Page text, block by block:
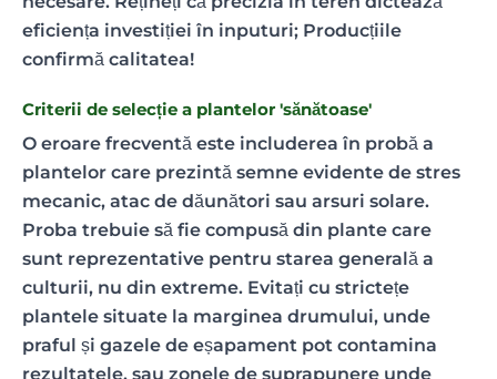
eficiența investiției în inputuri; Producțiile
confirmă calitatea!
Criterii de selecție a plantelor 'sănătoase'
O eroare frecventă este includerea în probă a
plantelor care prezintă semne evidente de stres
mecanic, atac de dăunători sau arsuri solare.
Proba trebuie să fie compusă din plante care
sunt reprezentative pentru starea generală a
culturii, nu din extreme. Evitați cu strictețe
plantele situate la marginea drumului, unde
praful și gazele de eșapament pot contamina
rezultatele, sau zonele de suprapunere unde